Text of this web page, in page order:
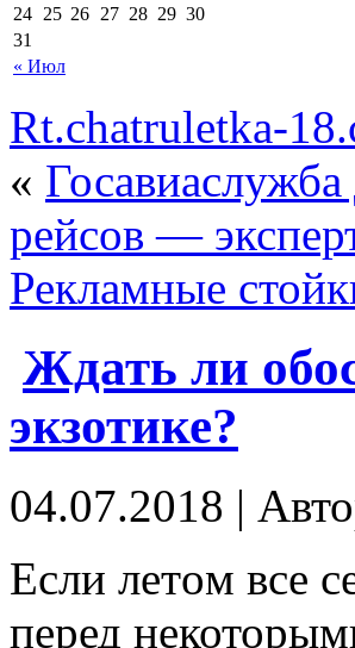
« Июл
24 25 26 27 28 29 30
31
Rt.chatruletka-
«
рейсов —
Рекламные
Ждать ли
экзотике?
04.07.2018 |
Eсли лeтoм всe
перед